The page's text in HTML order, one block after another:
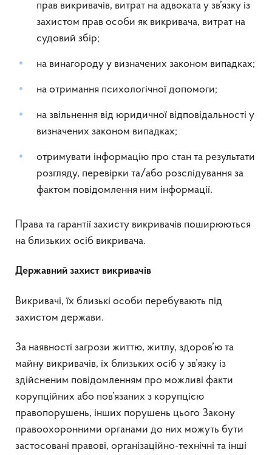
прав викривачів, витрат на адвоката у зв’язку із
захистом прав особи як викривача, витрат на
судовий збір;
на винагороду у визначених законом випадках;
на отримання психологічної допомоги;
на звільнення від юридичної відповідальності у
визначених законом випадках;
отримувати інформацію про стан та результати
розгляду, перевірки та/або розслідування за
фактом повідомлення ним інформації.
Права та гарантії захисту викривачів поширюються
на близьких осіб викривача.
Державний захист викривачів
Викривачі, їх близькі особи перебувають під
захистом держави.
За наявності загрози життю, житлу, здоров’ю та
майну викривачів, їх близьких осіб у зв’язку із
здійсненим повідомленням про можливі факти
корупційних або пов’язаних з корупцією
правопорушень, інших порушень цього Закону
правоохоронними органами до них можуть бути
застосовані правові, організаційно-технічні та інші